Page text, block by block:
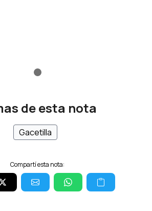
de esta nota
Gacetilla
Compartí esta nota: